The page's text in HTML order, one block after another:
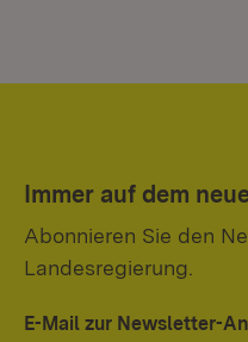
Immer auf dem
Abonnieren Sie den
Landesregierung.
E-Mail zur Newsletter-